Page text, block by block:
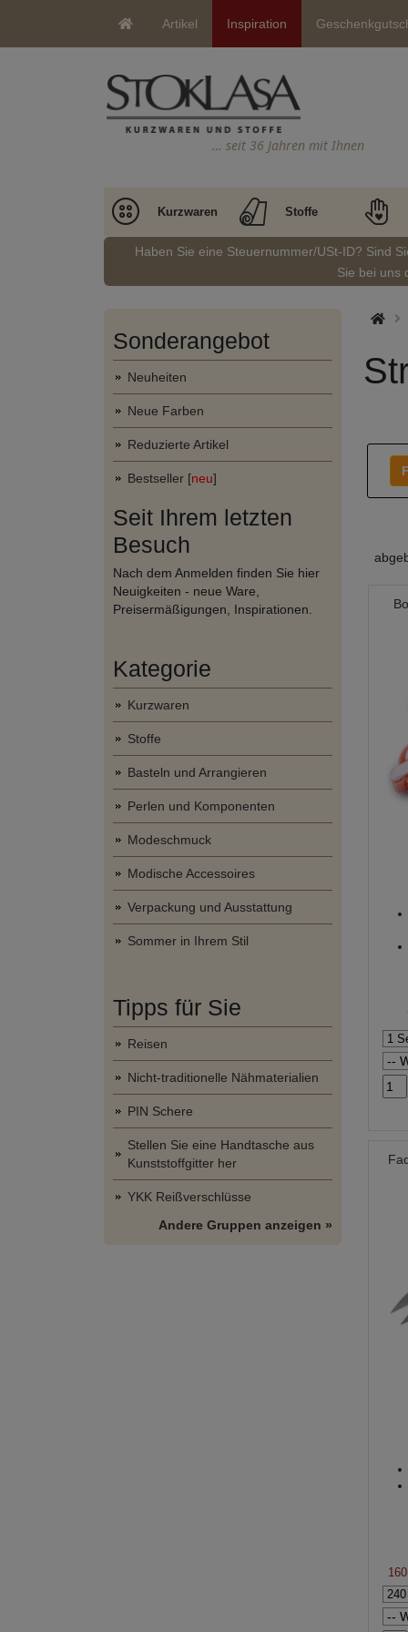
Artikel Inspiration
… seit 36 Jahren mit Ihnen
Kurzwaren Stoffe
Haben Sie eine Steuernummer/USt-ID? Sind
Sie bei uns
Sonderangebot
Neuheiten
Neue Farben
Reduzierte Artikel
Bestseller [neu]
Seit Ihrem letzten
Besuch
Nach dem Anmelden finden Sie hier
Neuigkeiten - neue Ware,
Preisermäßigungen, Inspirationen.
Kategorie
Kurzwaren
Stoffe
Basteln und Arrangieren
Perlen und Komponenten
Modeschmuck
Modische Accessoires
Verpackung und Ausstattung
Sommer in Ihrem Stil
Tipps für Sie
Reisen
Nicht-traditionelle Nähmaterialien
PIN Schere
Stellen Sie eine Handtasche aus
Kunststoffgitter her
YKK Reißverschlüsse
Andere Gruppen anzeigen »